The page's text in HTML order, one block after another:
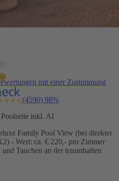
mit einer Zustimmung
(4590) 98%
inkl. AI
Family Pool View (bei direkter
- Wert: ca. € 220,- pro Zimmer
Tauchen an der traumhaften